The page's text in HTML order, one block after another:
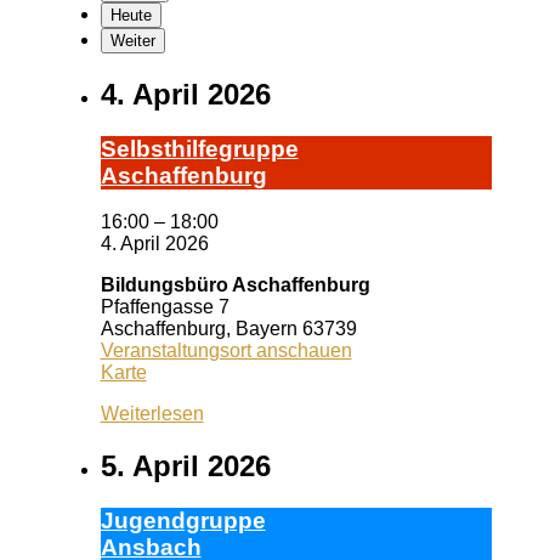
Heute
Weiter
4. April 2026
Selbst­hil­fe­grup­pe
A­schaf­fen­burg
16:00 – 18:00
4. April 2026
Bildungsbüro Aschaffenburg
Pfaffengasse 7
Aschaffenburg, Bayern 63739
Veranstaltungsort anschauen
KarteBildungsbüro
Weiterlesen
5. April 2026
Ju­gend­grup­pe
Ans­bach